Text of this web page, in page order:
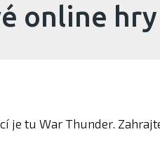
online hry
tu War Thunder.